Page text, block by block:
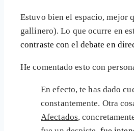
Estuvo bien el espacio, mejor
gallinero). Lo que ocurre en
contraste con el debate en
He comentado esto con
En efecto, te has dado
constantemente. Otra
Afectados,